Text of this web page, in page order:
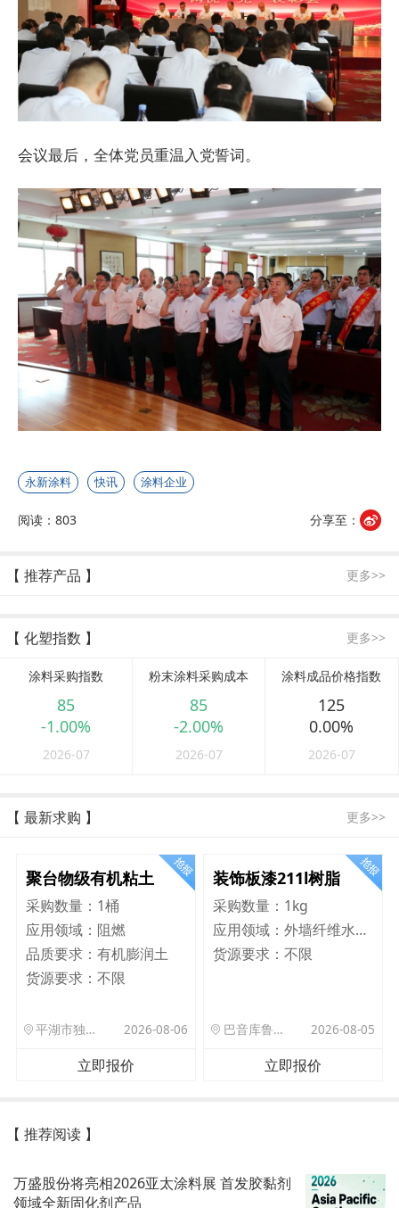
会议最后，全体党员重温入党誓词。
永新涂料 快讯 涂料企业
阅读：803 分享至：
【 推荐产品 】 更多>>
【 化塑指数 】 更多>>
涂料采购指数
85
-1.00%
2026-07
粉末涂料采购成本
85
-2.00%
2026-07
涂料成品价格指数
125
0.00%
2026-07
【 最新求购 】 更多>>
聚台物级有机粘土
采购数量： 1桶
应用领域： 阻燃
品质要求： 有机膨润土
货源要求： 不限
平湖市独山港镇集港路 589 号 2026-08-06
立即报价
装饰板漆211l树脂
采购数量： 1kg
应用领域：
外墙纤维水泥板
货源要求：不限
巴音库鲁提镇,托帕口岸六号库房 2026-08-05
立即报价
【 推荐阅读 】
万盛股份将亮相2026亚太涂料展 首发胶黏剂
领域全新固化剂产品